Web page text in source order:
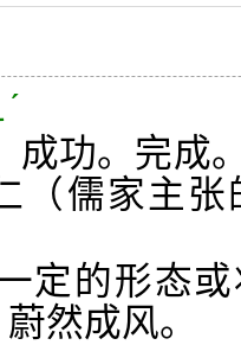
功。完成
（儒家主
定的形态
然成风。